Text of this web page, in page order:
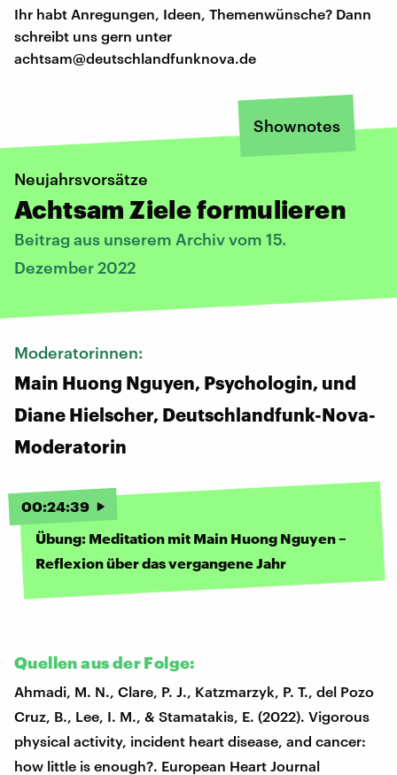
Ihr habt Anregungen, Ideen, Themenwünsche? Dann
schreibt uns gern unter
achtsam@deutschlandfunknova.de
Shownotes
Neujahrsvorsätze
Achtsam Ziele formulieren
Beitrag aus unserem Archiv vom 15.
Dezember 2022
Moderatorinnen:
Main Huong Nguyen, Psychologin, und
Diane Hielscher, Deutschlandfunk-Nova-
Moderatorin
00:24:39
Übung: Meditation mit Main Huong Nguyen –
Reflexion über das vergangene Jahr
Quellen aus der Folge:
Ahmadi, M. N., Clare, P. J., Katzmarzyk, P. T., del Pozo
Cruz, B., Lee, I. M., & Stamatakis, E. (2022). Vigorous
physical activity, incident heart disease, and cancer:
how little is enough?. European Heart Journal